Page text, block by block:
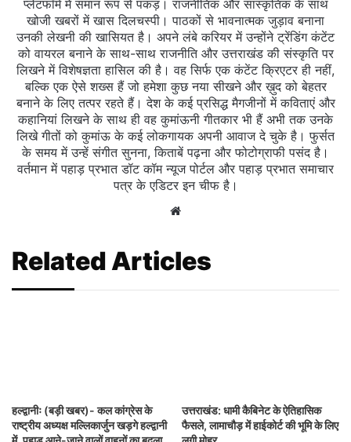
प्लेटफॉर्म में समान रूप से पकड़। राजनीतिक और सांस्कृतिक के साथ
खोजी खबरों में खास दिलचस्‍पी। पाठकों से भावनात्मक जुड़ाव बनाना
उनकी लेखनी की खासियत है। अपने लंबे करियर में उन्होंने ट्रेंडिंग कंटेंट
को वायरल बनाने के साथ-साथ राजनीति और उत्तराखंड की संस्कृति पर
लिखने में विशेषज्ञता हासिल की है। वह सिर्फ एक कंटेंट क्रिएटर ही नहीं,
बल्कि एक ऐसे शख्स हैं जो हमेशा कुछ नया सीखने और ख़ुद को बेहतर
बनाने के लिए तत्पर रहते हैं। देश के कई प्रसिद्ध मैगजीनों में कविताएं और
कहानियां लिखने के साथ ही वह कुमांऊनी गीतकार भी हैं अभी तक उनके
लिखे गीतों को कुमांऊ के कई लोकगायक अपनी आवाज दे चुके है। फुर्सत
के समय में उन्हें संगीत सुनना, किताबें पढ़ना और फोटोग्राफी पसंद है।
वर्तमान में पहाड़ प्रभात डॉट कॉम न्यूज पोर्टल और पहाड़ प्रभात समाचार
पत्र के एडिटर इन चीफ है।
Website
Related Articles
हल्द्वानीः (बड़ी खबर)- कल कांग्रेस के
राष्ट्रीय अध्यक्ष मल्लिकार्जुन खड़गे हल्द्वानी
उत्तराखंड: धामी कैबिनेट के ऐतिहासिक
फैसले, लामाचौड़ में हाईकोर्ट की भूमि के लिए